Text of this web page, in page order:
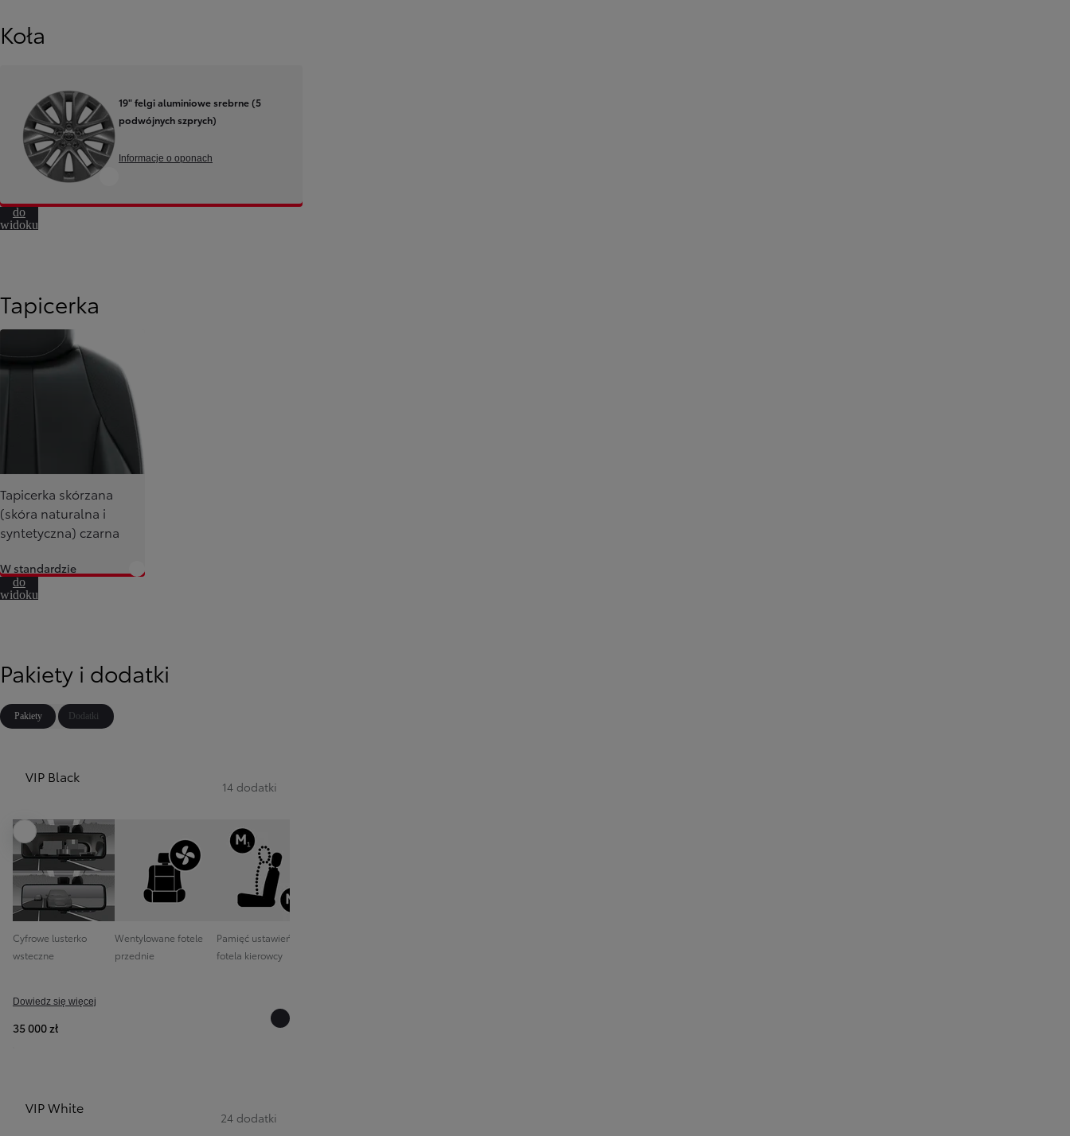
Od81 900 zł
HYBRID
Koła
19" felgi aluminiowe srebrne (5
podwójnych szprych)
Informacje o oponach
Przejdź
do
widoku
Tapicerka
Tapicerka skórzana
(skóra naturalna i
syntetyczna) czarna
W standardzie
Przejdź
do
widoku
Pakiety i dodatki
Pakiety Dodatki
VIP Black
14 dodatki
Poprzedni
Następny
Cyfrowe lusterko
wsteczne
Wentylowane fotele
przednie
Pamięć ustawień
fotela kierowcy
Dowiedz się więcej
35 000 zł
VIP White
24 dodatki